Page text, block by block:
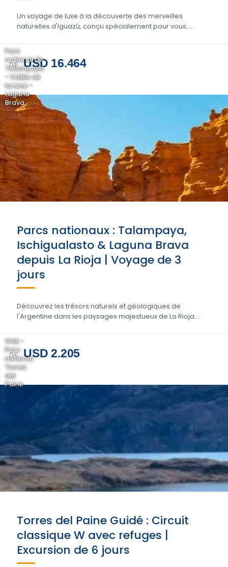
Un voyage de luxe à la découverte des merveilles
naturelles d'Iguazú, conçu spécialement pour vous....
DE USD 16.464
Parc
national de
Talampaya
- Vallée de
la Lune -
Laguna
Brava
Parcs nationaux : Talampaya,
Ischigualasto & Laguna Brava
depuis La Rioja | Voyage de 3
jours
Découvrez les trésors naturels et géologiques de
l'Argentine dans les paysages majestueux de La Rioja....
DE USD 2.205
Chili -
Parc
national
Torres
del
Paine
Torres del Paine Guidé : Circuit
classique W avec refuges |
Excursion de 6 jours